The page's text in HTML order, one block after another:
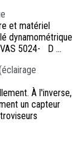
et matériel
dynamométrique
5024- D ...
À l'inverse,
un capteur